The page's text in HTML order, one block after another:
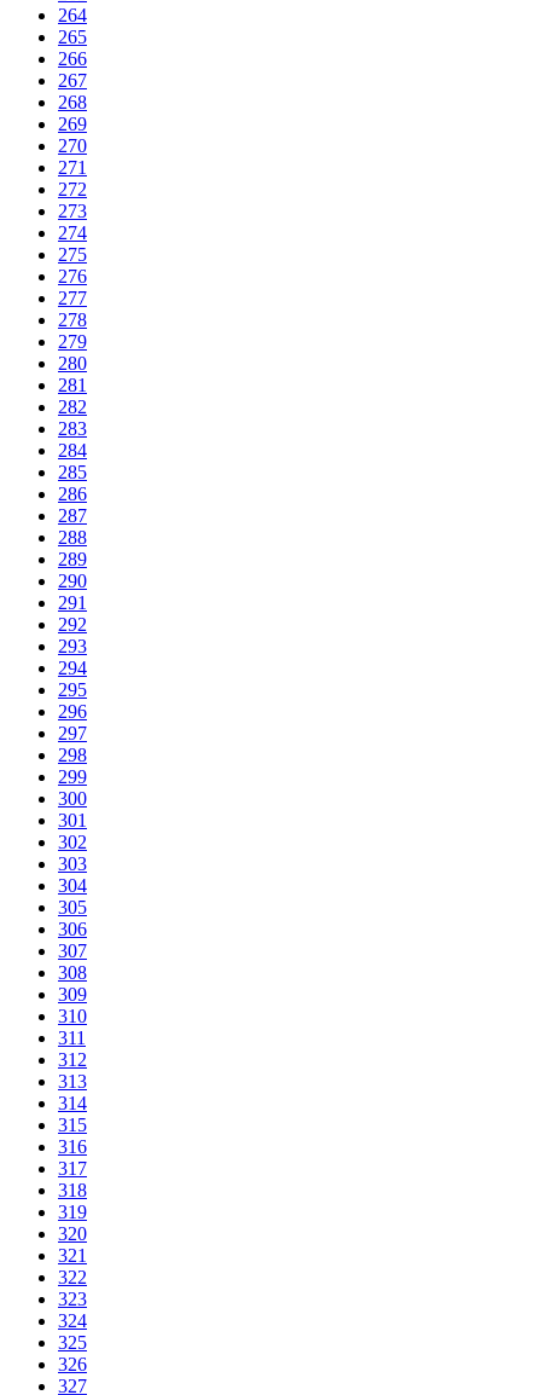
264
265
266
267
268
269
270
271
272
273
274
275
276
277
278
279
280
281
282
283
284
285
286
287
288
289
290
291
292
293
294
295
296
297
298
299
300
301
302
303
304
305
306
307
308
309
310
311
312
313
314
315
316
317
318
319
320
321
322
323
324
325
326
327